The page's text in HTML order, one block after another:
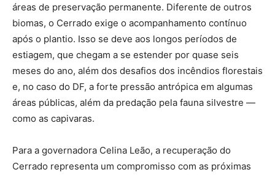
áreas de preservação permanente. Diferente de outros
biomas, o Cerrado exige o acompanhamento contínuo
após o plantio. Isso se deve aos longos períodos de
estiagem, que chegam a se estender por quase seis
meses do ano, além dos desafios dos incêndios florestais
e, no caso do DF, a forte pressão antrópica em algumas
áreas públicas, além da predação pela fauna silvestre —
como as capivaras.
Para a governadora Celina Leão, a recuperação do
Cerrado representa um compromisso com as próximas